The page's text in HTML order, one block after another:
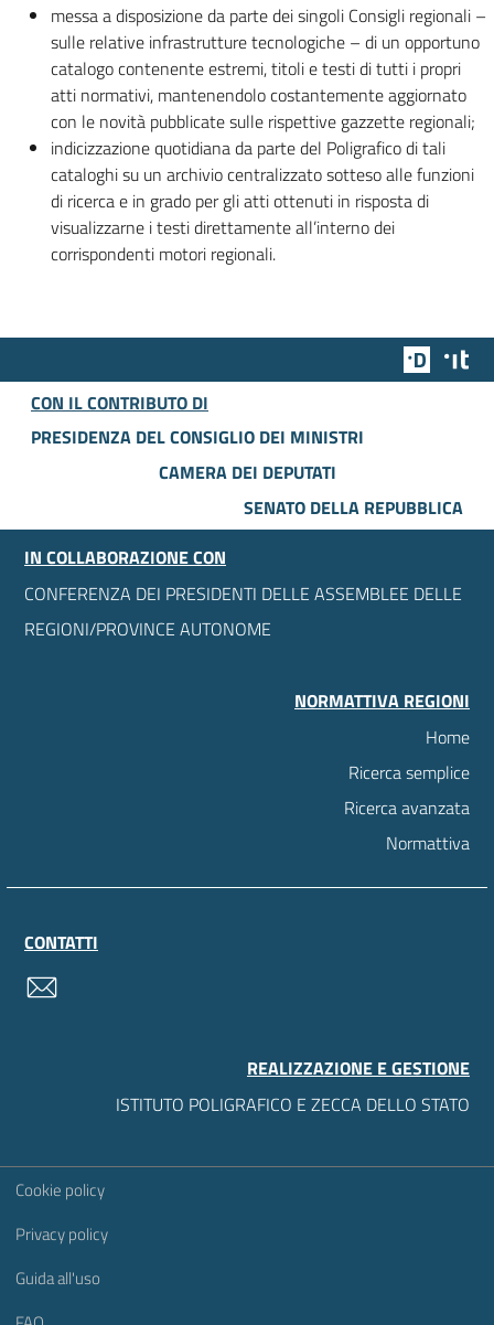
messa a disposizione da parte dei singoli Consigli regionali –
sulle relative infrastrutture tecnologiche – di un opportuno
catalogo contenente estremi, titoli e testi di tutti i propri
atti normativi, mantenendolo costantemente aggiornato
con le novità pubblicate sulle rispettive gazzette regionali;
indicizzazione quotidiana da parte del Poligrafico di tali
cataloghi su un archivio centralizzato sotteso alle funzioni
di ricerca e in grado per gli atti ottenuti in risposta di
visualizzarne i testi direttamente all’interno dei
corrispondenti motori regionali.
Team
CON IL CONTRIBUTO DI
PRESIDENZA DEL CONSIGLIO DEI MINISTRI
CAMERA DEI DEPUTATI
SENATO DELLA REPUBBLICA
IN COLLABORAZIONE CON
CONFERENZA DEI PRESIDENTI DELLE ASSEMBLEE DELLE
REGIONI/PROVINCE AUTONOME
NORMATTIVA REGIONI
Home
Ricerca semplice
Ricerca avanzata
Normattiva
CONTATTI
REALIZZAZIONE E GESTIONE
ISTITUTO POLIGRAFICO E ZECCA DELLO STATO
Sezione Link Utili
Cookie policy
Privacy policy
Guida all'uso